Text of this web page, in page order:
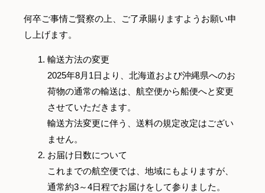
何卒ご事情ご賢察の上、ご了承賜りますようお願い申
し上げます。
輸送方法の変更
2025年8月1日より、北海道および沖縄県へのお
荷物の通常の輸送は、航空便から船便へと変更
させていただきます。
輸送方法変更に伴う、送料の規定改定はござい
ません。
お届け日数について
これまでの航空便では、地域にもよりますが、
通常約3～4日程でお届けをして参りました。